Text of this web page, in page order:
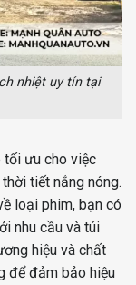
nhiệt uy tín tại
tối ưu cho việc
tiết nắng nóng.
loại phim, bạn có
nhu cầu và túi
hiệu và chất
để đảm bảo hiệu